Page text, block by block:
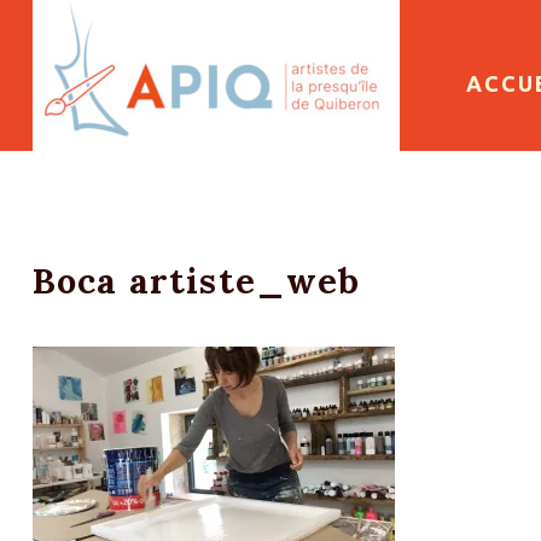
Boca artiste_web